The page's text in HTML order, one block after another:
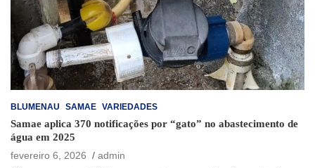
BLUMENAU SAMAE VARIEDADES
Samae aplica 370 notificações por “gato” no abastecimento de
água em 2025
fevereiro 6, 2026
admin